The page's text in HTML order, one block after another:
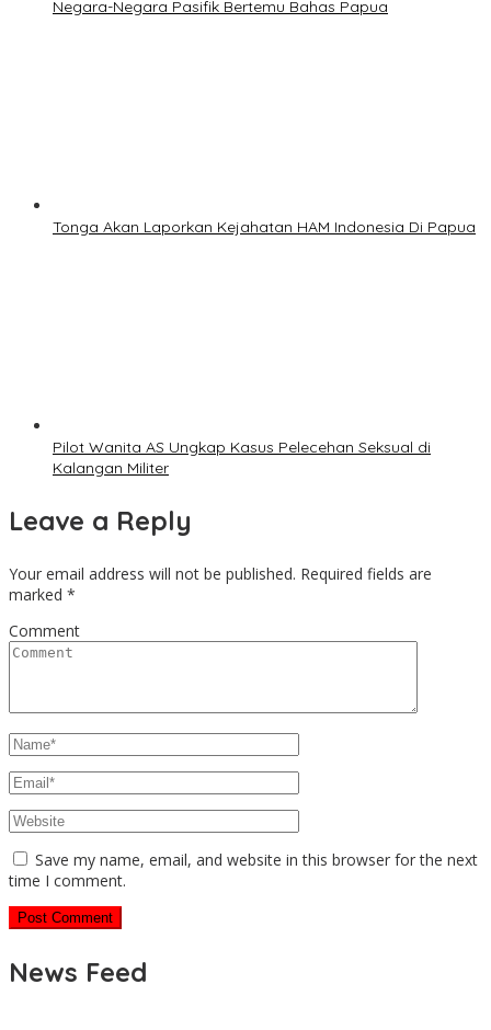
Negara-Negara Pasifik Bertemu Bahas Papua
Tonga Akan Laporkan Kejahatan HAM Indonesia Di Papua
Pilot Wanita AS Ungkap Kasus Pelecehan Seksual di
Kalangan Militer
Leave a Reply
Your email address will not be published. Required fields are
marked *
Comment
Save my name, email, and website in this browser for the next
time I comment.
News Feed